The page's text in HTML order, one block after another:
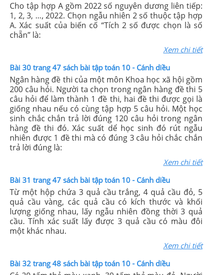
Cho tập hợp A gồm 2022 số nguyên dương liên tiếp:
1, 2, 3, …, 2022. Chọn ngẫu nhiên 2 số thuộc tập hợp
A. Xác suất của biến cố “Tích 2 số được chọn là số
chẵn” là:
Xem chi tiết
Bài 30 trang 47 sách bài tập toán 10 - Cánh diều
Ngân hàng đề thi của một môn Khoa học xã hội gồm
200 câu hỏi. Người ta chọn trong ngân hàng đề thi 5
câu hỏi để làm thành 1 đề thi, hai đề thi được gọi là
giống nhau nếu có cùng tập hợp 5 câu hỏi. Một học
sinh chắc chắn trả lời đúng 120 câu hỏi trong ngân
hàng đề thi đó. Xác suất dể học sinh đó rút ngẫu
nhiên được 1 đề thi mà có đúng 3 câu hỏi chắc chắn
trả lời đúng là:
Xem chi tiết
Bài 31 trang 47 sách bài tập toán 10 - Cánh diều
Từ một hộp chứa 3 quả cầu trắng, 4 quả cầu đỏ, 5
quả cầu vàng, các quả cầu có kích thước và khối
lượng giống nhau, lấy ngẫu nhiên đồng thời 3 quả
cầu. Tính xác suất lấy được 3 quả cầu có màu đôi
một khác nhau.
Xem chi tiết
Bài 32 trang 48 sách bài tập toán 10 - Cánh diều